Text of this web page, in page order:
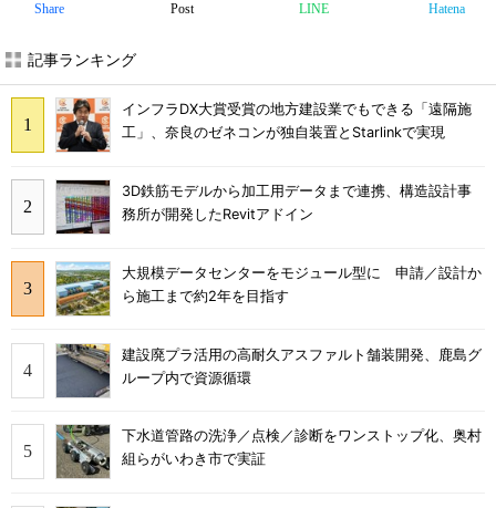
Share Post LINE Hatena
記事ランキング
インフラDX大賞受賞の地方建設業でもできる「遠隔施
工」、奈良のゼネコンが独自装置とStarlinkで実現
3D鉄筋モデルから加工用データまで連携、構造設計事
務所が開発したRevitアドイン
大規模データセンターをモジュール型に 申請／設計か
ら施工まで約2年を目指す
建設廃プラ活用の高耐久アスファルト舗装開発、鹿島グ
ループ内で資源循環
下水道管路の洗浄／点検／診断をワンストップ化、奥村
組らがいわき市で実証